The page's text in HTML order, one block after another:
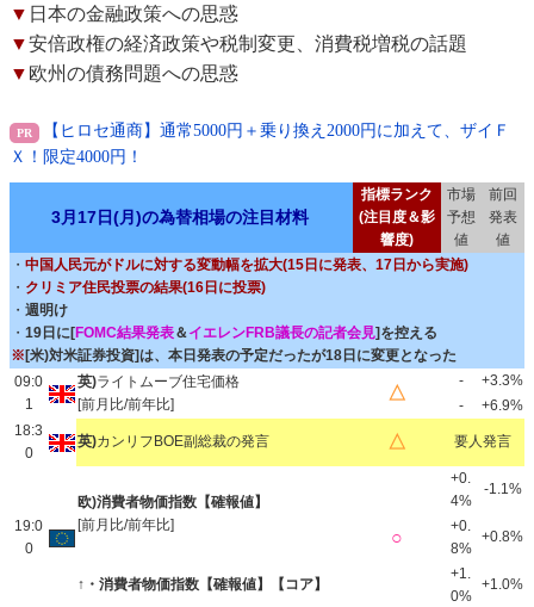
▼ 日本の金融政策への思惑
▼安倍政権の経済政策や税制変更、消費税増税の話題
▼ 欧州の債務問題への思惑
【ヒロセ通商】通常5000円＋乗り換え2000円に加えて、ザイＦ
Ｘ！限定4000円！
3月17日(月)の為替相場の注目材料
指標ランク
(注目度＆影
響度)
市場
予想
値
前回
発表
値
・ 中国人民元がドルに対する変動幅を拡大(15日に発表、17日から実施)
・ クリミア住民投票の結果(16日に投票)
・ 週明け
・ 19日に[FOMC結果発表＆イエレンFRB議長の記者会見]を控える
※ [米)対米証券投資]は、本日発表の予定だったが18日に変更となった
09:0
1
英)ライトムーブ住宅価格
[前月比/前年比]
△
-
+3.3%
-
+6.9%
18:3
0
英)カンリフBOE副総裁の発言 △ 要人発言
19:0
0
欧)消費者物価指数【確報値】
[前月比/前年比]
○
+0.
4%
-1.1%
+0.
8%
+0.8%
↑・消費者物価指数【確報値】【コア】
+1.
0%
+1.0%